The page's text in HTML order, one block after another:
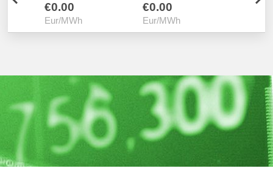
€0.00
Eur/MWh
€0.00
Eur/MWh